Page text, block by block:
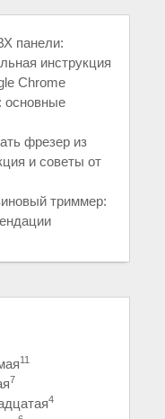
панели:
инструкция
Chrome
основные
фрезер из
и советы от
триммер:
11
7
4